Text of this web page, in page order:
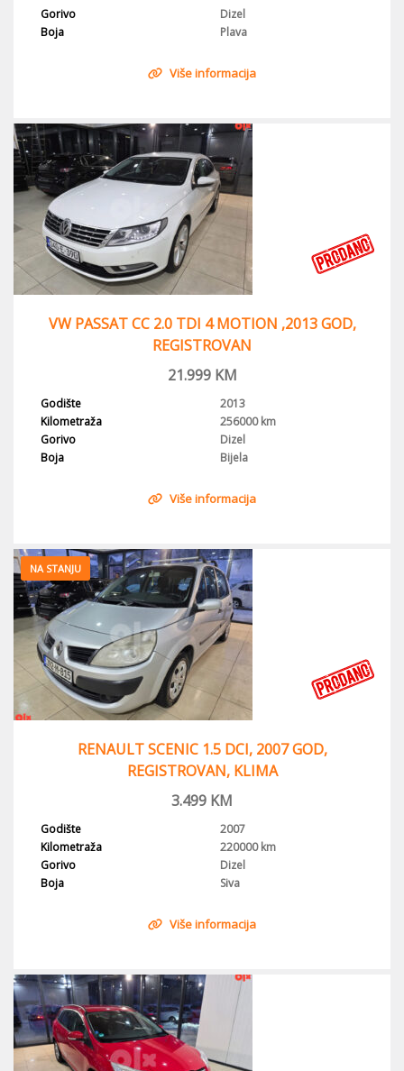
Gorivo
Dizel
Boja
Plava
Više informacija
VW PASSAT CC 2.0 TDI 4 MOTION ,2013 GOD,
REGISTROVAN
21.999KM
Godište
2013
Kilometraža
256000 km
Gorivo
Dizel
Boja
Bijela
Više informacija
NA STANJU
RENAULT SCENIC 1.5 DCI, 2007 GOD,
REGISTROVAN, KLIMA
3.499 KM
Godište
2007
Kilometraža
220000 km
Gorivo
Dizel
Boja
Siva
Više informacija